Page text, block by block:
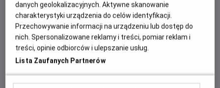
Zapraszamy na seanse w naszym kinie. Kup bilet
już dziś, wybierz najlepsze miejsce w sali i
zaoszczędź najwięcej.Pamiętaj: wcześniej
kupujesz, więcej zyskujesz.
KUP BILET
danych geolokalizacyjnych. Aktywne skanowanie
charakterystyki urządzenia do celów identyfikacji.
Przechowywanie informacji na urządzeniu lub dostęp do
nich. Spersonalizowane reklamy i treści, pomiar reklam i
treści, opinie odbiorców i ulepszanie usług.
Lista Zaufanych Partnerów